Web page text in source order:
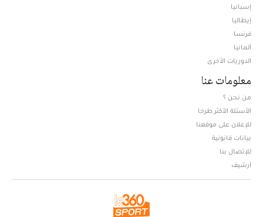
إسبانيا
إيطاليا
فرنسا
ألمانيا
الدوريات الأخرى
معلومات عنا
من نحن ؟
الأسئلة الأكثر طرحا
للإعلان على موقعنا
بيانات قانونية
للإتصال بنا
أرشيف